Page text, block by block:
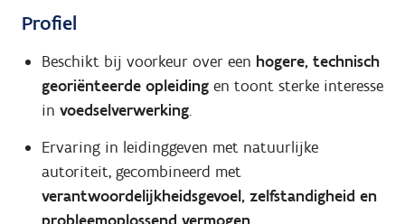
Profiel
Beschikt bij voorkeur over een hogere, technisch
georiënteerde opleidingen toont sterke interesse
in voedselverwerking.
Ervaring in leidinggeven met natuurlijke
autoriteit, gecombineerd met
verantwoordelijkheidsgevoel, zelfstandigheid en